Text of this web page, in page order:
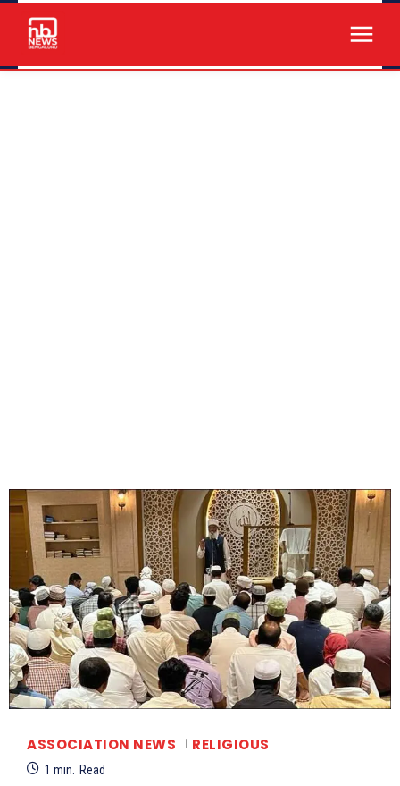
ASSOCIATION NEWS RELIGIOUS
1 min. Read